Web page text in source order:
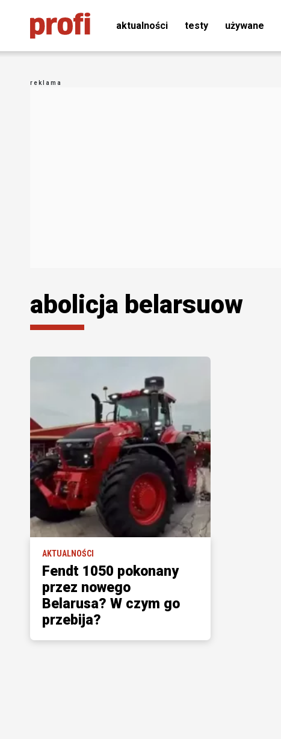
aktualności testy używane
abolicja belarsuow
AKTUALNOŚCI
Fendt 1050 pokonany
przez nowego
Belarusa? W czym go
przebija?